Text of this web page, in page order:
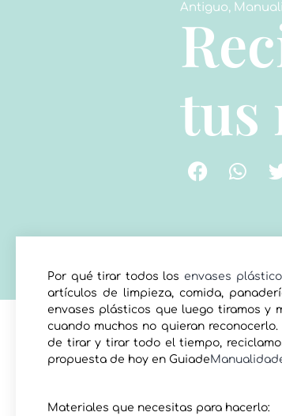
Antiguo,
tus
Por qué tirar todos los envases
artículos de limpieza, comida,
envases plásticos que luego tiramos y
cuando muchos no quieran
de tirar y tirar todo el tiempo,
propuesta de hoy en Guiade
Materiales que necesitas para hacerlo: